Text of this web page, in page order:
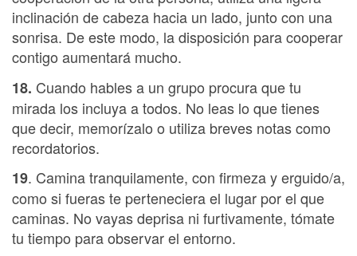
inclinación de cabeza hacia un lado, junto con una
sonrisa. De este modo, la disposición para cooperar
contigo aumentará mucho.
18. Cuando hables a un grupo procura que tu
mirada los incluya a todos. No leas lo que tienes
que decir, memorízalo o utiliza breves notas como
recordatorios.
19. Camina tranquilamente, con firmeza y erguido/a,
como si fueras te perteneciera el lugar por el que
caminas. No vayas deprisa ni furtivamente, tómate
tu tiempo para observar el entorno.